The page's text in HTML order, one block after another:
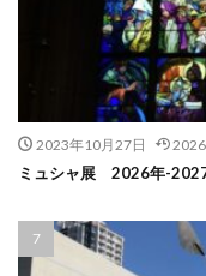
2023年10月27日
ミュシャ展 2026年-